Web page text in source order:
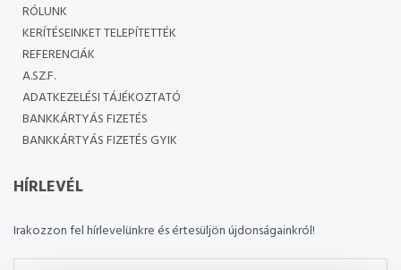
RÓLUNK
KERÍTÉSEINKET TELEPÍTETTÉK
REFERENCIÁK
A.SZ.F.
ADATKEZELÉSI TÁJÉKOZTATÓ
BANKKÁRTYÁS FIZETÉS
BANKKÁRTYÁS FIZETÉS GYIK
HÍRLEVÉL
Irakozzon fel hírlevelünkre és értesüljön újdonságainkról!